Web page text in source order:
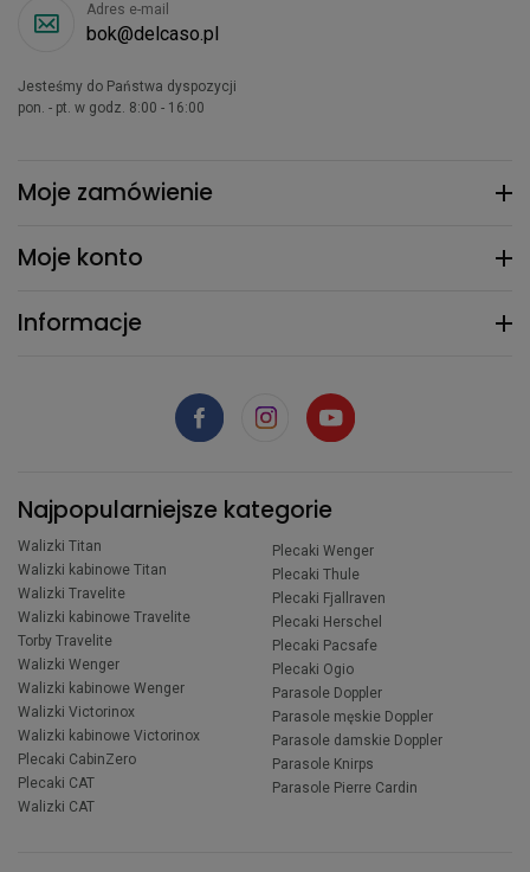
Moje zamówienie
Moje konto
Informacje
Adres e-mail
bok@delcaso.pl
Jesteśmy do Państwa dyspozycji
pon. - pt. w godz. 8:00 - 16:00
Najpopularniejsze kategorie
Walizki Titan
Walizki kabinowe Titan
Walizki Travelite
Walizki kabinowe Travelite
Torby Travelite
Walizki Wenger
Walizki kabinowe Wenger
Walizki Victorinox
Walizki kabinowe Victorinox
Plecaki CabinZero
Plecaki CAT
Walizki CAT
Plecaki Wenger
Plecaki Thule
Plecaki Fjallraven
Plecaki Herschel
Plecaki Pacsafe
Plecaki Ogio
Parasole Doppler
Parasole męskie Doppler
Parasole damskie Doppler
Parasole Knirps
Parasole Pierre Cardin